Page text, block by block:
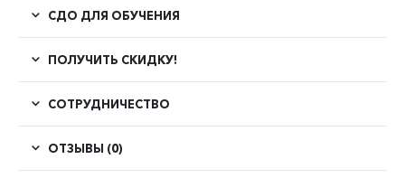
СДО ДЛЯ ОБУЧЕНИЯ
ПОЛУЧИТЬ СКИДКУ!
СОТРУДНИЧЕСТВО
ОТЗЫВЫ (0)